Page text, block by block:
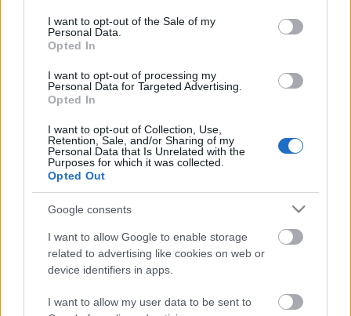
consent section.
I want to opt-out of the Sale of my
Personal Data.
Opted In
I want to opt-out of processing my
Personal Data for Targeted Advertising.
Opted In
I want to opt-out of Collection, Use,
Retention, Sale, and/or Sharing of my
Personal Data that Is Unrelated with the
Purposes for which it was collected.
Opted Out
Google consents
I want to allow Google to enable storage
related to advertising like cookies on web or
device identifiers in apps.
I want to allow my user data to be sent to
Havearbejde / Blomster
Havearbejde / Frugt og grøntsager
Havearbejde / Nødder og kerner
Havearbejde / Urter og krydderier
Labyrinter
Regnemaskiner
Regnemaskiner / Hash-funktioner
Softwareudvikling
Softwareudvikling / Dynamics 365
Softwareudvikling / Dynamics AX
Softwareudvikling / PHP
Spil / Dark Souls III
Spil / Elden Ring
Sundhed / Ernæring